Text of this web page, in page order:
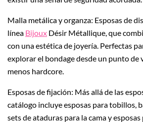
Malla metálica y organza: Esposas de
línea Bijoux Désir Métallique, que
con una estética de joyería. Perfectas
explorar el bondage desde un punto de
menos hardcore.
Esposas de fijación: Más allá de las
catálogo incluye esposas para tobillos,
sets de ataduras para la cama y